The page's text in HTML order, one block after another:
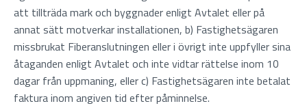
att tillträda mark och byggnader enligt Avtalet eller på
annat sätt motverkar installationen, b) Fastighetsägaren
missbrukat Fiberanslutningen eller i övrigt inte uppfyller sina
åtaganden enligt Avtalet och inte vidtar rättelse inom 10
dagar från uppmaning, eller c) Fastighetsägaren inte betalat
faktura inom angiven tid efter påminnelse.